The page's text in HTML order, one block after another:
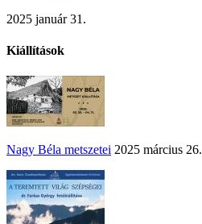
2025 január 31.
Kiállítások
Nagy Béla metszetei 2025 március 26.